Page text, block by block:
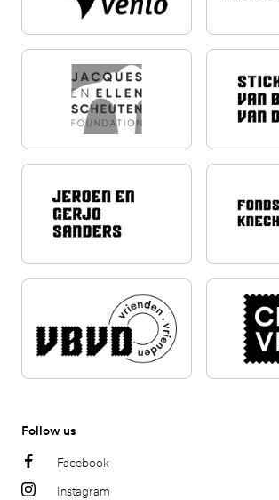
Follow us
Facebook
Instagram